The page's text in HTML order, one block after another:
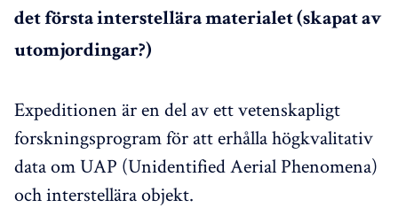
det första interstellära materialet (skapat av
utomjordingar?)
Expeditionen är en del av ett vetenskapligt
forskningsprogram för att erhålla högkvalitativ
data om UAP (Unidentified Aerial Phenomena)
och interstellära objekt.